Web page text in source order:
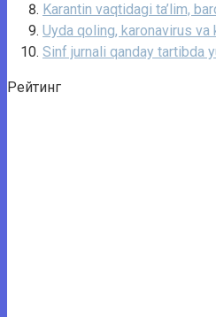
Karantin vaqtidagi ta’lim,
Uyda qoling, karonavirus va
Sinf jurnali qanday tartibda
Рейтинг